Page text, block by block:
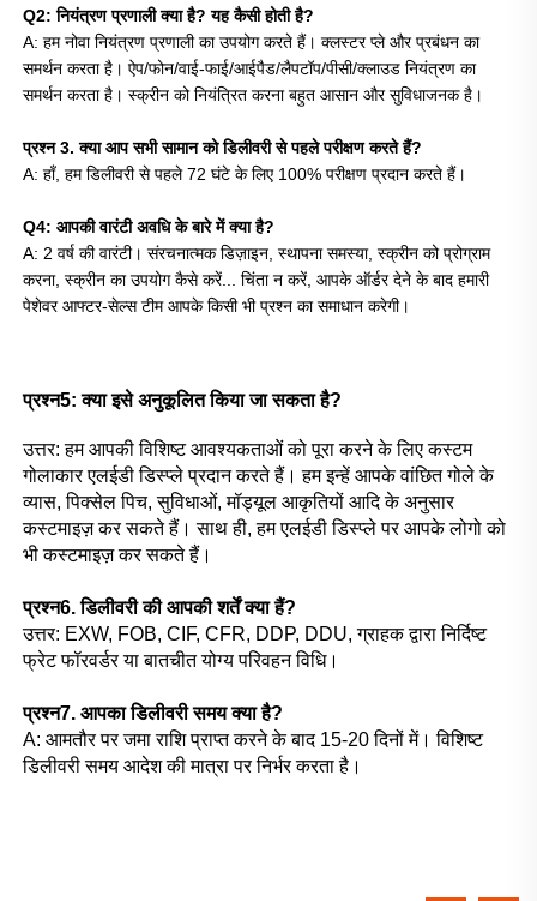
Q2: नियंत्रण प्रणाली क्या है? यह कैसी होती है?
A: हम नोवा नियंत्रण प्रणाली का उपयोग करते हैं। क्लस्टर प्ले और प्रबंधन का
समर्थन करता है। ऐप/फोन/वाई-फाई/आईपैड/लैपटॉप/पीसी/क्लाउड नियंत्रण का
समर्थन करता है। स्क्रीन को नियंत्रित करना बहुत आसान और सुविधाजनक है।
प्रश्न 3. क्या आप सभी सामान को डिलीवरी से पहले परीक्षण करते हैं?
A: हाँ, हम डिलीवरी से पहले 72 घंटे के लिए 100% परीक्षण प्रदान करते हैं।
Q4: आपकी वारंटी अवधि के बारे में क्या है?
A: 2 वर्ष की वारंटी। संरचनात्मक डिज़ाइन, स्थापना समस्या, स्क्रीन को प्रोग्राम
करना, स्क्रीन का उपयोग कैसे करें... चिंता न करें, आपके ऑर्डर देने के बाद हमारी
पेशेवर आफ्टर-सेल्स टीम आपके किसी भी प्रश्न का समाधान करेगी।
प्रश्न5: क्या इसे अनुकूलित किया जा सकता है?
उत्तर: हम आपकी विशिष्ट आवश्यकताओं को पूरा करने के लिए कस्टम
गोलाकार एलईडी डिस्प्ले प्रदान करते हैं। हम इन्हें आपके वांछित गोले के
व्यास, पिक्सेल पिच, सुविधाओं, मॉड्यूल आकृतियों आदि के अनुसार
कस्टमाइज़ कर सकते हैं। साथ ही, हम एलईडी डिस्प्ले पर आपके लोगो को
भी कस्टमाइज़ कर सकते हैं।
प्रश्न6. डिलीवरी की आपकी शर्तें क्या हैं?
उत्तर: EXW, FOB, CIF, CFR, DDP, DDU, ग्राहक द्वारा निर्दिष्ट
फ्रेट फॉरवर्डर या बातचीत योग्य परिवहन विधि।
प्रश्न7. आपका डिलीवरी समय क्या है?
A: आमतौर पर जमा राशि प्राप्त करने के बाद 15-20 दिनों में। विशिष्ट
डिलीवरी समय आदेश की मात्रा पर निर्भर करता है।